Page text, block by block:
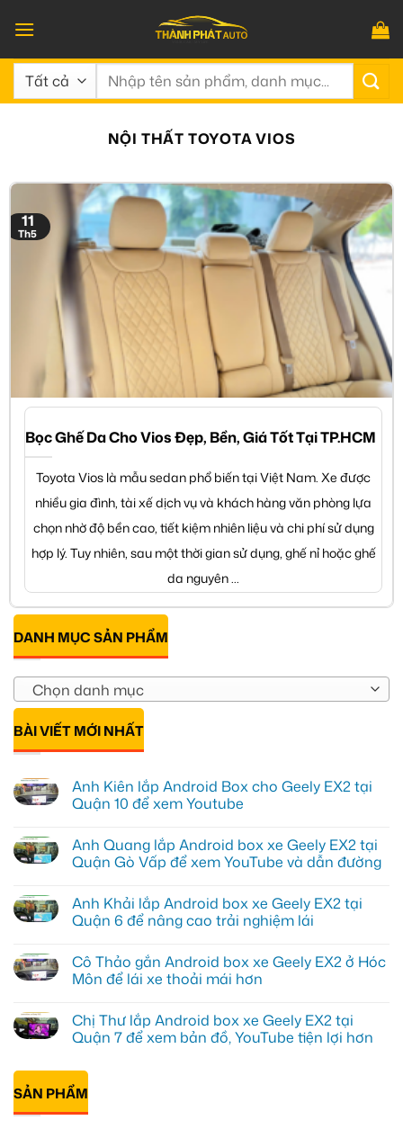
qua
nội
dung
Tìm
NỘI THẤT TOYOTA VIOS
Bọc Ghế Da Cho Vios Đẹp, Bền, Giá Tốt Tại TP.HCM
Toyota Vios là mẫu sedan phổ biến tại Việt Nam. Xe được
nhiều gia đình, tài xế dịch vụ và khách hàng văn phòng lựa
chọn nhờ độ bền cao, tiết kiệm nhiên liệu và chi phí sử dụng
hợp lý. Tuy nhiên, sau một thời gian sử dụng, ghế nỉ hoặc ghế
da nguyên ...
11
Th5
DANH MỤC SẢN PHẨM
Chọn danh mục
BÀI VIẾT MỚI NHẤT
Anh Kiên lắp Android Box cho Geely EX2 tại
Quận 10 để xem Youtube
bình
luận
ở
lắp
Android
Box
EX2
tại
Quận
xem
Youtube
Anh Quang lắp Android box xe Geely EX2 tại
Quận Gò Vấp để xem YouTube và dẫn đường
bình
luận
ở
lắp
Android
box
EX2
tại
Quận
xem
YouTube
và
Anh Khải lắp Android box xe Geely EX2 tại
Quận 6 để nâng cao trải nghiệm lái
bình
luận
ở
lắp
Android
box
EX2
tại
Quận
6
Cô Thảo gắn Android box xe Geely EX2 ở Hóc
Môn để lái xe thoải mái hơn
bình
luận
ở
gắn
Android
box
xe
Chị Thư lắp Android box xe Geely EX2 tại
Quận 7 để xem bản đồ, YouTube tiện lợi hơn
có
luận
ở
Chị
SẢN PHẨM